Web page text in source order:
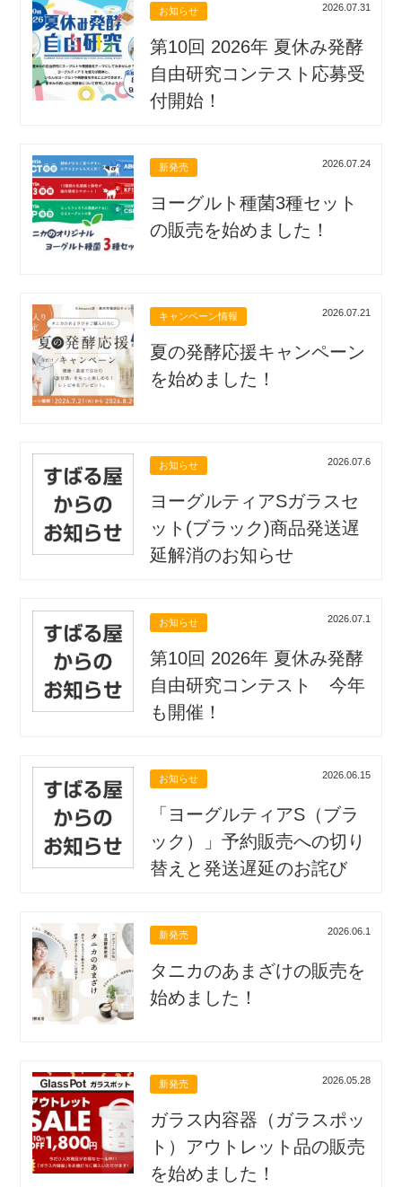
お知らせ 2026.07.31
第10回 2026年 夏休み発酵
自由研究コンテスト応募受
付開始！
新発売 2026.07.24
ヨーグルト種菌3種セット
の販売を始めました！
キャンペーン情報 2026.07.21
夏の発酵応援キャンペーン
を始めました！
お知らせ 2026.07.6
ヨーグルティアSガラスセ
ット(ブラック)商品発送遅
延解消のお知らせ
お知らせ 2026.07.1
第10回 2026年 夏休み発酵
自由研究コンテスト 今年
も開催！
お知らせ 2026.06.15
「ヨーグルティアS（ブラ
ック）」予約販売への切り
替えと発送遅延のお詫び
新発売 2026.06.1
タニカのあまざけの販売を
始めました！
新発売 2026.05.28
ガラス内容器（ガラスポッ
ト）アウトレット品の販売
を始めました！